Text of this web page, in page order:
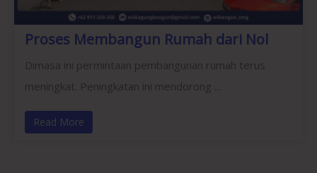
Proses Membangun Rumah dari Nol
Dimasa ini permintaan pembangunan rumah terus
meningkat. Peningkatan ini mendorong ...
Read More